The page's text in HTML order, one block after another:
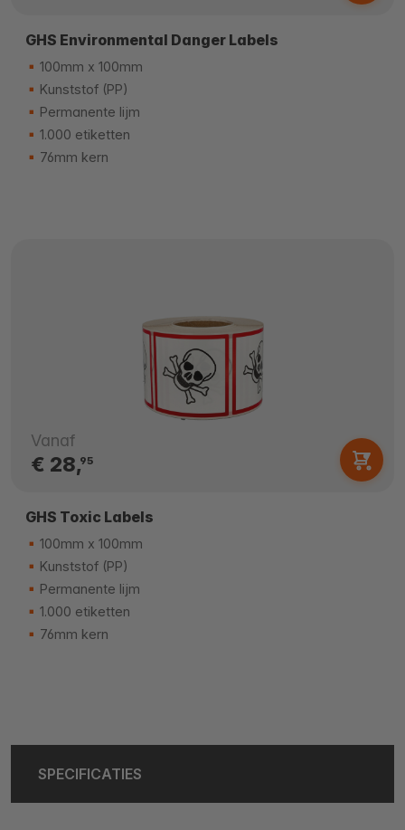
GHS Environmental Danger Labels
100mm x 100mm
Kunststof (PP)
Permanente lijm
1.000 etiketten
76mm kern
Vanaf
€ 28,95
GHS Toxic Labels
100mm x 100mm
Kunststof (PP)
Permanente lijm
1.000 etiketten
76mm kern
SPECIFICATIES